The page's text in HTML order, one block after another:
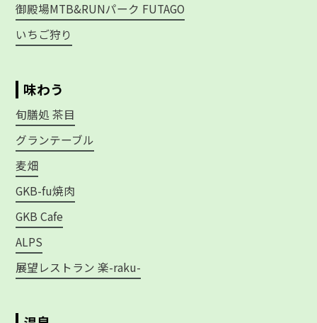
御殿場MTB&RUNパーク FUTAGO
いちご狩り
味わう
旬膳処 茶目
グランテーブル
麦畑
GKB-fu焼肉
GKB Cafe
ALPS
展望レストラン 楽-raku-